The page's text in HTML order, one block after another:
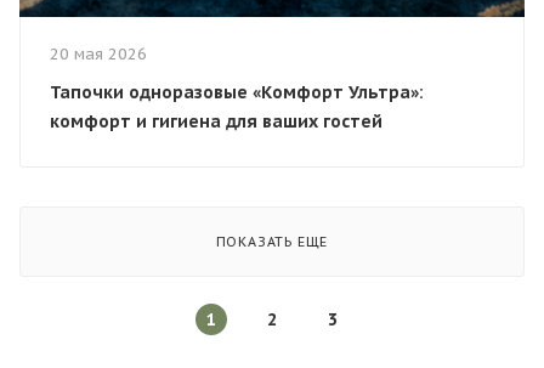
20 мая 2026
Тапочки одноразовые «Комфорт Ультра»:
комфорт и гигиена для ваших гостей
ПОКАЗАТЬ ЕЩЕ
1 2 3